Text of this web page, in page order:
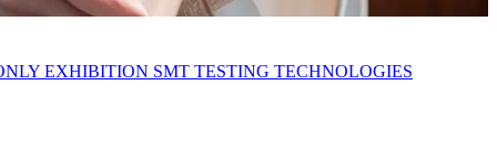
EXHIBITION SMT TESTING TECHNOLOGIES